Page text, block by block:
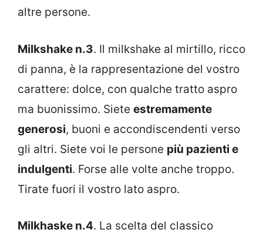
altre persone.
Milkshake n.3. Il milkshake al mirtillo, ricco
di panna, è la rappresentazione del vostro
carattere: dolce, con qualche tratto aspro
ma buonissimo. Siete estremamente
generosi, buoni e accondiscendenti verso
gli altri. Siete voi le persone più pazienti e
indulgenti. Forse alle volte anche troppo.
Tirate fuori il vostro lato aspro.
Milkhaske n.4. La scelta del classico